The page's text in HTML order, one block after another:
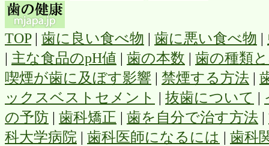
TOP| 歯に良い食べ物 | 歯に悪い食べ物 |
| 主な食品のpH値 | 歯の本数 | 歯の種類
喫煙が歯に及ぼす影響 | 禁煙する方法 |
ックスベストセメント | 抜歯について |
の予防 | 歯科矯正 | 歯を自分で治す方法 |
科大学病院 | 歯科医師になるには | 歯科